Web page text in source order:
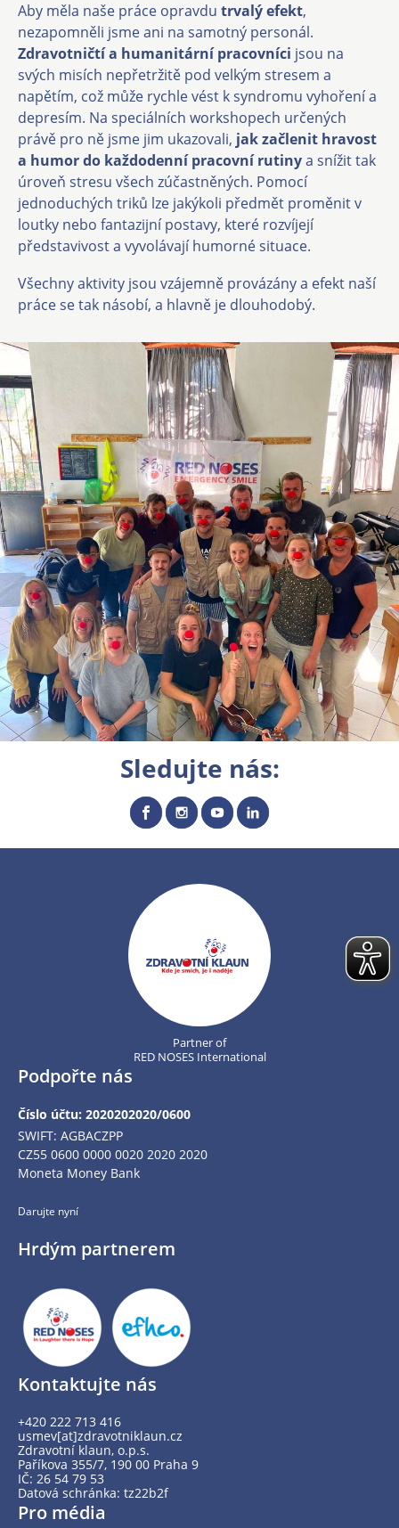
Aby měla naše práce opravdu trvalý efekt,
nezapomněli jsme ani na samotný personál.
Zdravotničtí a humanitární pracovníci jsou na
svých misích nepřetržitě pod velkým stresem a
napětím, což může rychle vést k syndromu vyhoření a
depresím. Na speciálních workshopech určených
právě pro ně jsme jim ukazovali, jak začlenit hravost
a humor do každodenní pracovní rutinya snížit tak
úroveň stresu všech zúčastněných. Pomocí
jednoduchých triků lze jakýkoli předmět proměnit v
loutky nebo fantazijní postavy, které rozvíjejí
představivost a vyvolávají humorné situace.
Všechny aktivity jsou vzájemně provázány a efekt naší
práce se tak násobí, a hlavně je dlouhodobý.
Sledujte nás:
Partner of
RED NOSES International
Podpořte nás
Číslo účtu: 2020202020/0600
SWIFT: AGBACZPP
CZ55 0600 0000 0020 2020 2020
Moneta Money Bank
Darujte nyní
Hrdým partnerem
Kontaktujte nás
+420 222 713 416
usmev[at]zdravotniklaun.cz
Zdravotní klaun, o.p.s.
Paříkova 355/7, 190 00 Praha 9
IČ: 26 54 79 53
Datová schránka: tz22b2f
Pro média